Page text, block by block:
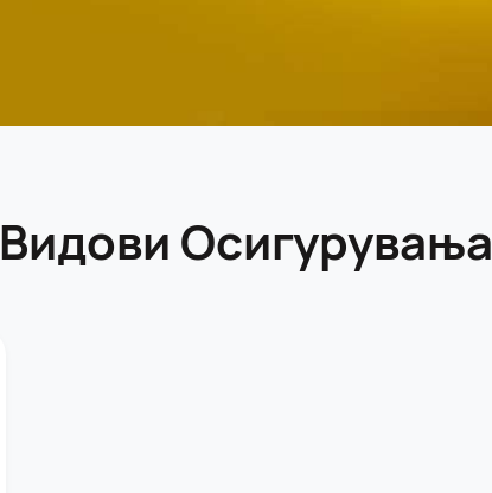
Видови Осигурувања